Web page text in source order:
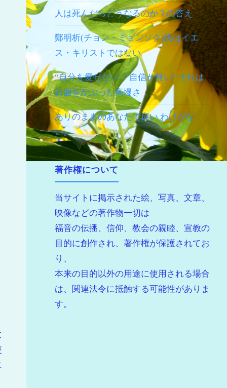
人は死んだらどうなるのか？の答え
鄭明析(チョン・ミョンソク)氏はイエ
ス・キリストではない
“自分を愛せない” “自信が無い” それは
お面をかぶった高慢さ
ありのままのあなたで良い わけがな
い。
著作権について
当サイトに掲示された絵、写真、文章、
映像などの著作物一切は
福音の伝播、信仰、教会の親睦、宣教の
目的に創作され、著作権が保護されてお
り、
本来の目的以外の用途に使用される場合
は、関連法令に抵触する可能性がありま
す。